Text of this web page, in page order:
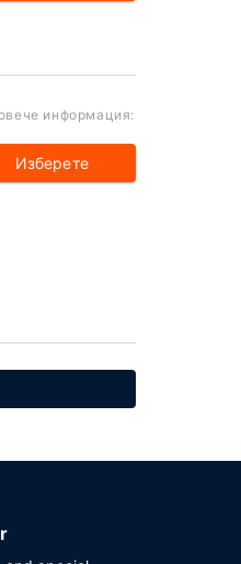
информация:
Изберете